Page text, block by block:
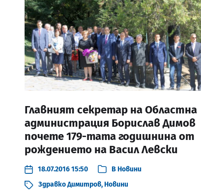
Главният секретар на Областна
администрация Борислав Димов
почете 179-тата годишнина от
рождението на Васил Левски
18.07.2016 15:50 ВНовини
Здравко Димитров,Новини